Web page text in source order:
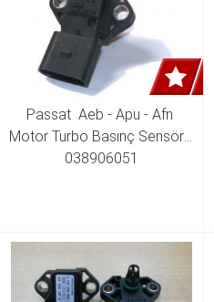
Passat  Aeb - Apu - Afn
Motor Turbo Basınç Sensörü
038906051